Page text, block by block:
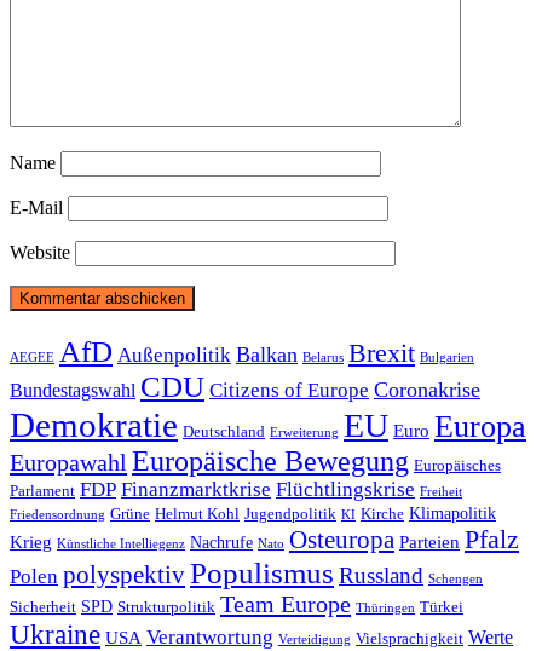
Name
E-Mail
Website
Beitragsnavigation
AEGEE AfD Außenpolitik Balkan Belarus Brexit Bulgarien
Bundestagswahl CDU Citizens of Europe Coronakrise
Demokratie Deutschland Erweiterung EU Euro Europa
Europawahl Europäische Bewegung Europäisches
Parlament FDP Finanzmarktkrise Flüchtlingskrise Freiheit
Friedensordnung Grüne Helmut Kohl Jugendpolitik KI Kirche Klimapolitik
Krieg Künstliche Intelliegenz Nachrufe Nato Osteuropa Parteien Pfalz
Polen polyspektivPopulismus Russland Schengen
Sicherheit SPD Strukturpolitik Team Europe Thüringen Türkei
Ukraine USA Verantwortung Verteidigung Vielsprachigkeit Werte